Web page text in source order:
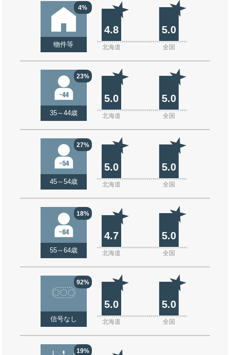
4%
物件等
4.8 5.0
北海道 全国
23%
35～44歳
5.0 5.0
北海道 全国
27%
45～54歳
5.0 5.0
北海道 全国
18%
55～64歳
4.7 5.0
北海道 全国
92%
信号なし
5.0 5.0
北海道 全国
19%